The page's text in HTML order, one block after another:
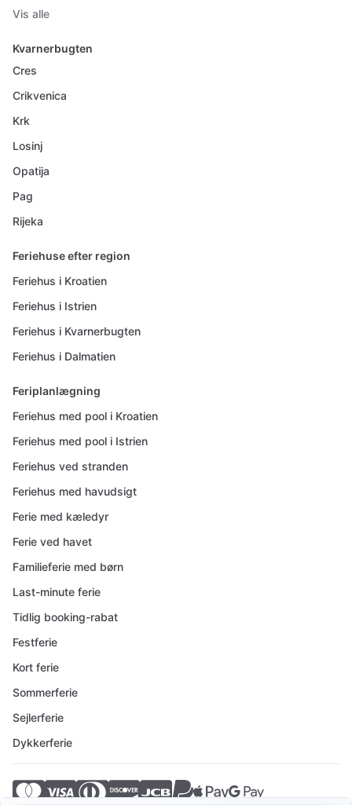
Vis alle
Kvarnerbugten
Cres
Crikvenica
Krk
Losinj
Opatija
Pag
Rijeka
Feriehuse efter region
Feriehus i Kroatien
Feriehus i Istrien
Feriehus i Kvarnerbugten
Feriehus i Dalmatien
Feriplanlægning
Feriehus med pool i Kroatien
Feriehus med pool i Istrien
Feriehus ved stranden
Feriehus med havudsigt
Ferie med kæledyr
Ferie ved havet
Familieferie med børn
Last-minute ferie
Tidlig booking-rabat
Festferie
Kort ferie
Sommerferie
Sejlerferie
Dykkerferie